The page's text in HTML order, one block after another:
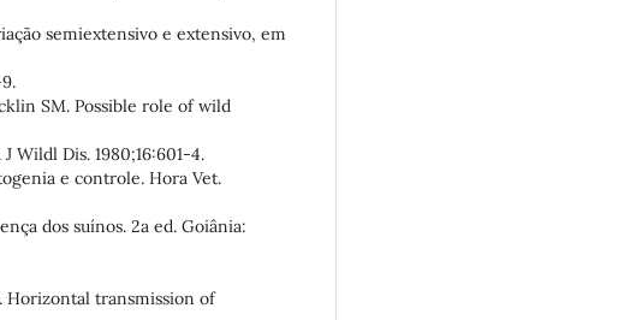
semiextensivo e extensivo, em
SM. Possible role of wild
Wildl Dis. 1980;16:601-4.
e controle. Hora Vet.
dos suínos. 2a ed. Goiânia:
Horizontal transmission of